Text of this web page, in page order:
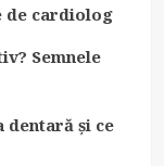
de cardiolog
Semnele
dentară și ce